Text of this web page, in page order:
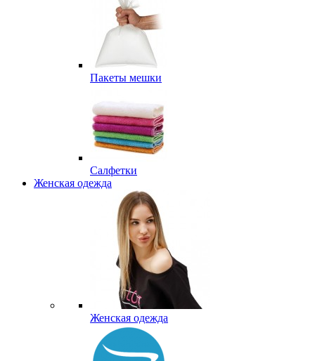
Пакеты мешки
Салфетки
Женская одежда
Женская одежда